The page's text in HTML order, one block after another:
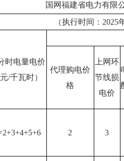
国网福建省电力有限
（执行时间：2025
时电量电价
元/千瓦时）
代理购电价
格
上网环
节线损
电价
2 3